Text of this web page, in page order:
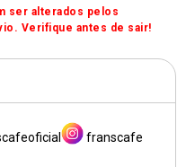
ser alterados pelos
Verifique antes de sair!
franscafe